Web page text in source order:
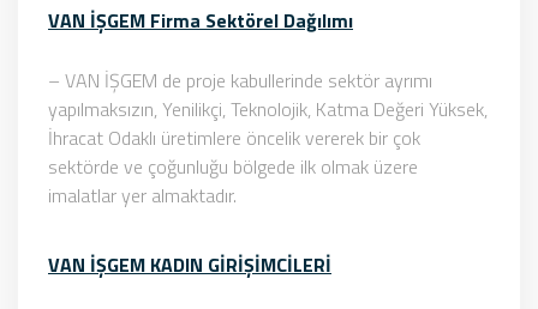
VAN İŞGEM Firma Sektörel Dağılımı
– VAN İŞGEM de proje kabullerinde sektör ayrımı
yapılmaksızın, Yenilikçi, Teknolojik, Katma Değeri Yüksek,
İhracat Odaklı üretimlere öncelik vererek bir çok
sektörde ve çoğunluğu bölgede ilk olmak üzere
imalatlar yer almaktadır.
VAN İŞGEM KADIN GİRİŞİMCİLERİ